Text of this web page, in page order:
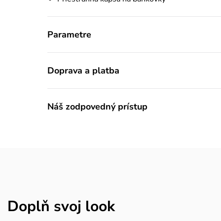
Parametre
Doprava a platba
Náš zodpovedný prístup
Doplň svoj look